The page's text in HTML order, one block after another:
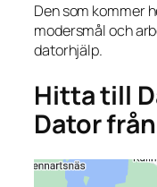
Den som kommer
modersmål och
datorhjälp.
Hitta till
Dator